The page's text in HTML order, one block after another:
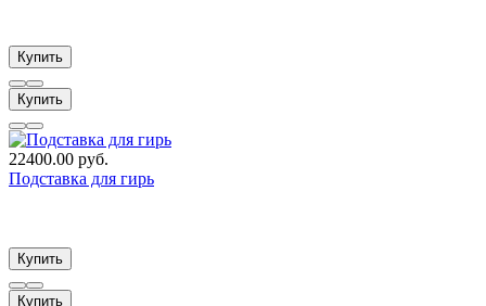
Купить
Купить
22400.00 руб.
Подставка для гирь
Купить
Купить